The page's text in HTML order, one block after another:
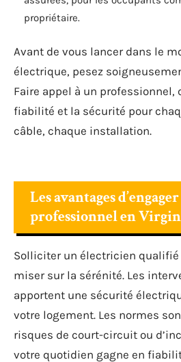
propriétaire.
Avant de vous lancer dans le
électrique, pesez
Faire appel à un professionnel,
fiabilité et la sécurité pour
câble, chaque installation.
Les avantages
professionnel en
Solliciter un électricien qualifié
miser sur la sérénité. Les
apportent une sécurité
votre logement. Les normes
risques de court-circuit ou
votre quotidien gagne en